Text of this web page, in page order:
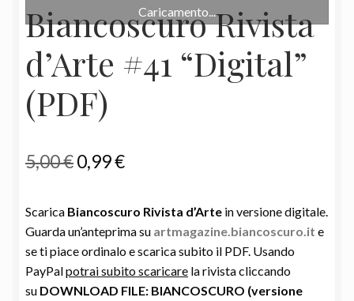
Caricamento...
Biancoscuro Rivista
d’Arte #41 “Digital”
(PDF)
5,00€Il
originale
era:
5,00 €.
0,99€Il
attuale
è:
0,99 €.
Scarica Biancoscuro Rivista d’Arte in versione digitale.
Guarda un’anteprima su artmagazine.biancoscuro.it e
se ti piace ordinalo e scarica subito il PDF. Usando
PayPalpotrai subito scaricare la rivista cliccando
su DOWNLOAD FILE: BIANCOSCURO (versione